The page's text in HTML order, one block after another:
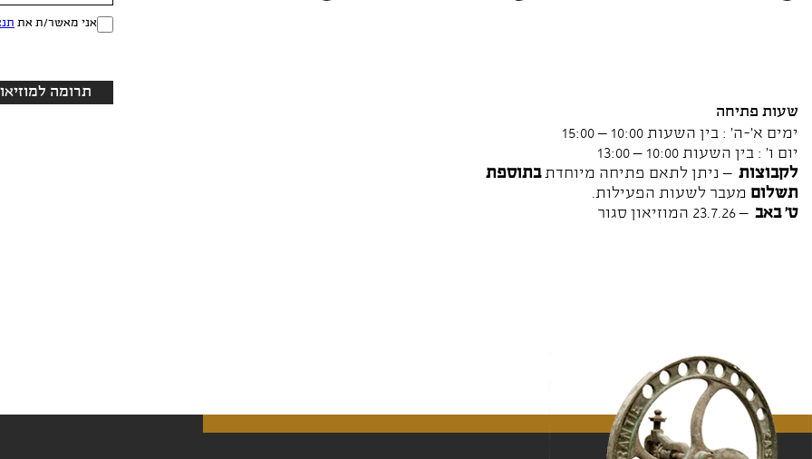
אני מאשר/ת את
תרומה
שעות פתיחה
ימים א'-ה' : בין השעות 10:00 – 15:00
יום ו' : בין השעות 10:00 – 13:00
לקבוצות – ניתן לתאם פתיחה מיוחדתבתוספת
תשלום מעבר לשעות הפעילות.
ט' באב– 23.7.26 המוזיאון סגור